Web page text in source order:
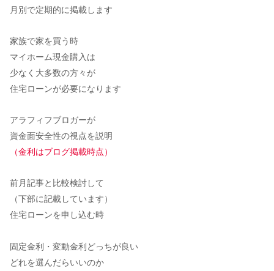
月別で定期的に掲載します
家族で家を買う時
マイホーム現金購入は
少なく大多数の方々が
住宅ローンが必要になります
アラフィフブロガーが
資金面安全性の視点を説明
（金利はブログ掲載時点）
前月記事と比較検討して
（下部に記載しています）
住宅ローンを申し込む時
固定金利・変動金利どっちが良い
どれを選んだらいいのか